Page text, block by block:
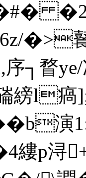
c�#�
�>鼚
序┐瞀
l瘑]
演
縷p浔